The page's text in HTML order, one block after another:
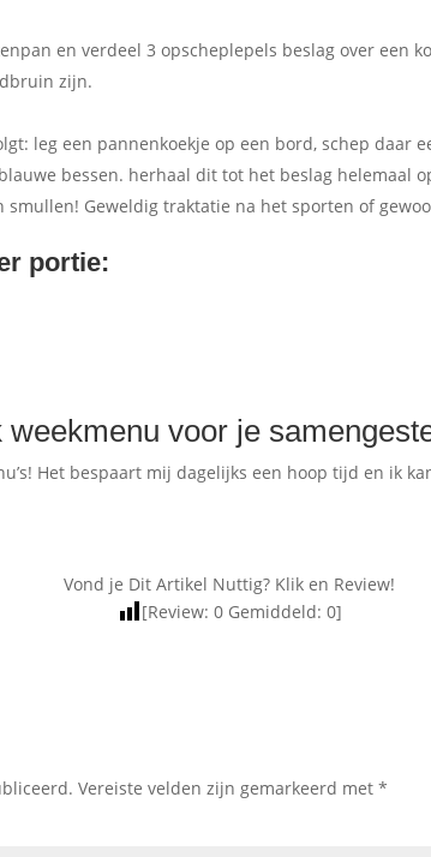
en verdeel 3 opscheplepels beslag over een
zijn.
leg een pannenkoekje op een bord, schep daar
bessen. herhaal dit tot het beslag helemaal
smullen! Geweldig traktatie na het sporten of
portie:
voor je
Het bespaart mij dagelijks een hoop tijd en ik
Vond je Dit Artikel Nuttig? Klik en Review!
[Review: 0Gemiddeld: 0]
Vereiste velden zijn gemarkeerd met*